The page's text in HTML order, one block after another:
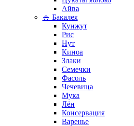
Айва
🍚 Бакалея
Кунжут
Рис
Нут
Киноа
Злаки
Семечки
Фасоль
Чечевица
Мука
Лён
Консервация
Варенье